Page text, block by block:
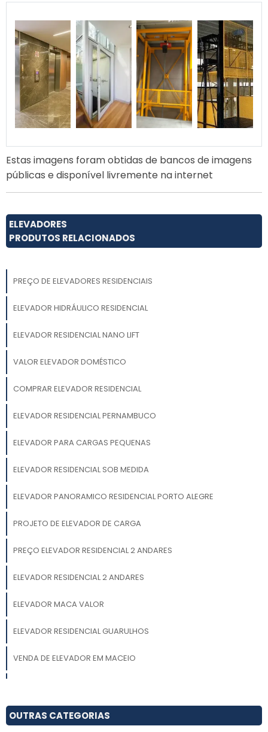
Estas imagens foram obtidas de bancos de imagens
públicas e disponível livremente na internet
ELEVADORES
PRODUTOS RELACIONADOS
PREÇO DE ELEVADORES RESIDENCIAIS
ELEVADOR HIDRÁULICO RESIDENCIAL
ELEVADOR RESIDENCIAL NANO LIFT
VALOR ELEVADOR DOMÉSTICO
COMPRAR ELEVADOR RESIDENCIAL
ELEVADOR RESIDENCIAL PERNAMBUCO
ELEVADOR PARA CARGAS PEQUENAS
ELEVADOR RESIDENCIAL SOB MEDIDA
ELEVADOR PANORAMICO RESIDENCIAL PORTO ALEGRE
PROJETO DE ELEVADOR DE CARGA
PREÇO ELEVADOR RESIDENCIAL 2 ANDARES
ELEVADOR RESIDENCIAL 2 ANDARES
ELEVADOR MACA VALOR
ELEVADOR RESIDENCIAL GUARULHOS
VENDA DE ELEVADOR EM MACEIO
ELEVADOR HIDRÁULICO RESIDENCIAL PREÇO
OUTRAS CATEGORIAS